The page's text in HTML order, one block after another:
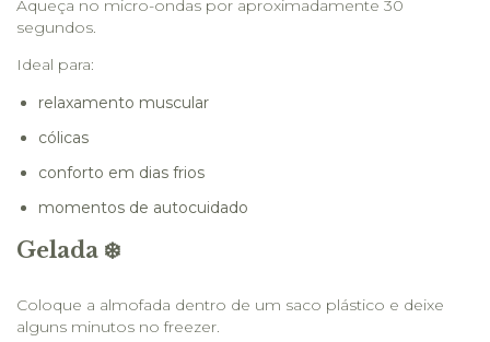
Aqueça no micro-ondas por aproximadamente 30
segundos.
Ideal para:
relaxamento muscular
cólicas
conforto em dias frios
momentos de autocuidado
Gelada ❄️
Coloque a almofada dentro de um saco plástico e deixe
alguns minutos no freezer.